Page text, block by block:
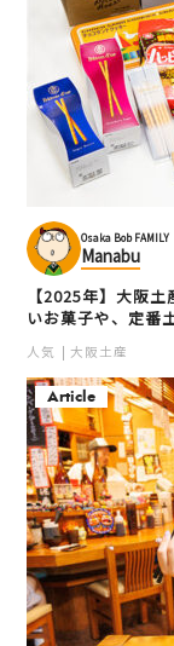
Osaka Bob FAMILY
Manabu
【2025年】大阪
いお菓子や、定番
人気 大阪土産
Article